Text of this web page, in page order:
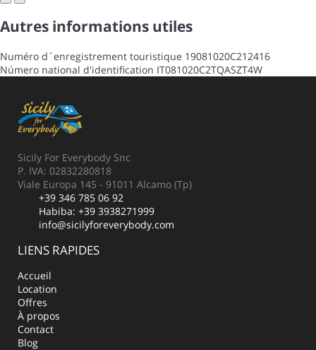
Autres informations utiles
Numéro d´enregistrement touristique 19081020C212416
Número national d'identification IT081020C2TQASZT4W
Sicily For Everybody Snc
P. IVA: 02832280818
Viale Europa 145 - 91011 Alcamo (Tp)
+39 346 785 06 92
Habiba: +39 3938271999
info@sicilyforeverybody.com
LIENS RAPIDES
Accueil
Location
Offres
À propos
Contact
Blog